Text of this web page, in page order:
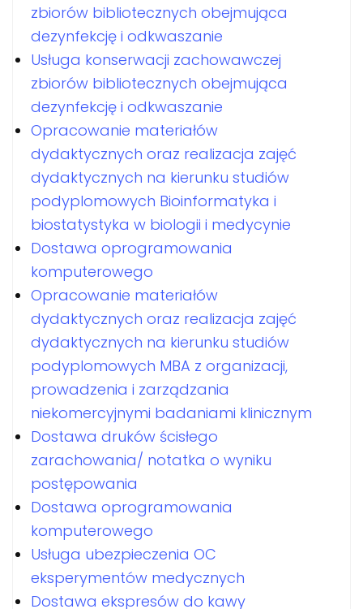
zbiorów bibliotecznych obejmująca
dezynfekcję i odkwaszanie
Usługa konserwacji zachowawczej
zbiorów bibliotecznych obejmująca
dezynfekcję i odkwaszanie
Opracowanie materiałów
dydaktycznych oraz realizacja zajęć
dydaktycznych na kierunku studiów
podyplomowych Bioinformatyka i
biostatystyka w biologii i medycynie
Dostawa oprogramowania
komputerowego
Opracowanie materiałów
dydaktycznych oraz realizacja zajęć
dydaktycznych na kierunku studiów
podyplomowych MBA z organizacji,
prowadzenia i zarządzania
niekomercyjnymi badaniami klinicznym
Dostawa druków ścisłego
zarachowania/ notatka o wyniku
postępowania
Dostawa oprogramowania
komputerowego
Usługa ubezpieczenia OC
eksperymentów medycznych
Dostawa ekspresów do kawy